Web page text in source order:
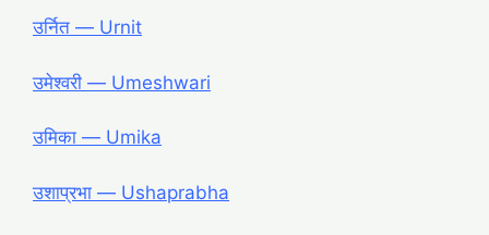
उर्नित ― Urnit
उमेश्वरी ― Umeshwari
उमिका ― Umika
उशाप्रभा ― Ushaprabha